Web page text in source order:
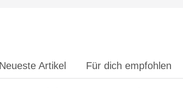
Neueste Artikel Für dich empfohlen